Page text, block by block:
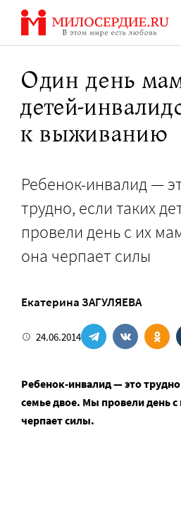
Перейти
содержанию
Один день
детей-
к выживанию
Ребенок-инвалид —
трудно, если таких
провели день с их
она черпает силы
Екатерина ЗАГУЛЯЕВА
24.06.2014
Ребенок-инвалид — это
семье двое. Мы провели день
черпает силы.